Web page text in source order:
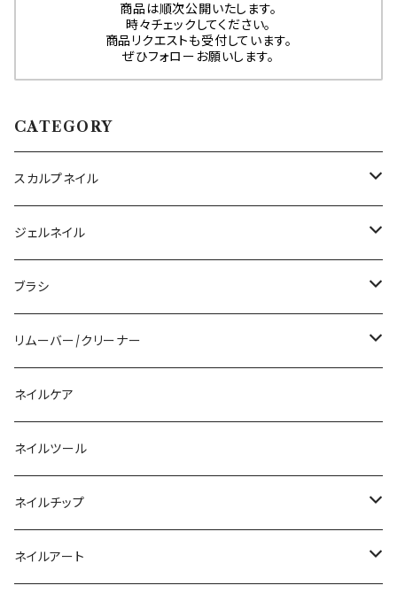
商品は順次公開いたします。
時々チェックしてください。
商品リクエストも受付しています。
ぜひフォローお願いします。
CATEGORY
スカルプネイル
アクリルジェル
アクリルリキッド
その他ツール
ジェルネイル
トップジェル
ベースジェル
ファンクションジェル
カラージェル
ベーシックカラージェル
マグネットジェル
ブラシ
ジェルブラシ
アクリルブラシ
マグネット
その他
リムーバー/クリーナー
リムーバー
クリーナー
アセトン
エタノール
ネイルケア
ネイルツール
ネイルチップ
ノーマルチップ
ネイルアート